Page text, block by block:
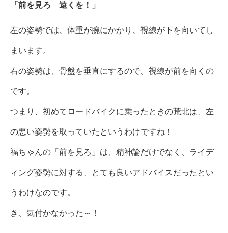
「前を見ろ 遠くを！」
左の姿勢では、体重が腕にかかり、視線が下を向いてし
まいます。
右の姿勢は、骨盤を垂直にするので、視線が前を向くの
です。
つまり、初めてロードバイクに乗ったときの荒北は、左
の悪い姿勢を取っていたというわけですね！
福ちゃんの「前を見ろ」は、精神論だけでなく、ライデ
ィング姿勢に対する、とても良いアドバイスだったとい
うわけなのです。
き、気付かなかった～！